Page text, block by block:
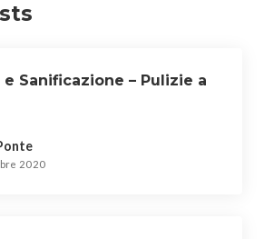
Sanificazione – Pulizie a
2020